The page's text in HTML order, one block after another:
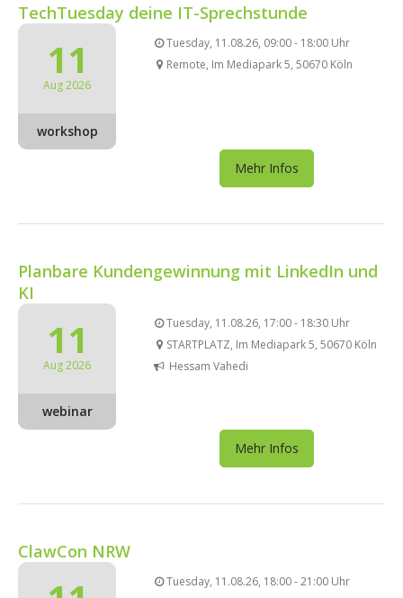
TechTuesday deine IT-Sprechstunde
11
Aug 2026
workshop
Tuesday, 11.08.26, 09:00 - 18:00 Uhr
Remote, Im Mediapark 5, 50670 Köln
Mehr Infos
Planbare Kundengewinnung mit LinkedIn und
KI
11
Aug 2026
webinar
Tuesday, 11.08.26, 17:00 - 18:30 Uhr
STARTPLATZ, Im Mediapark 5, 50670 Köln
Hessam Vahedi
Mehr Infos
ClawCon NRW
Tuesday, 11.08.26, 18:00 - 21:00 Uhr